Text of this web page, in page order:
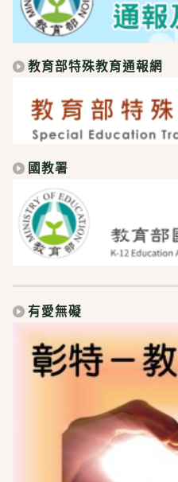
教育部特殊教育通報網
國教署
有愛無礙